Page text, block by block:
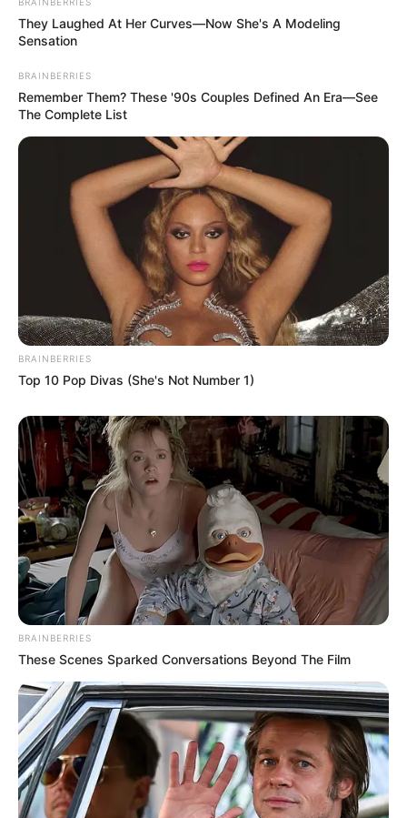
para bebês
e existem vários modelos que podem ser feitos,
utilizando os pontos mais básicos de tricô.
Segundo a tradição, os recém-nascidos devem
sair da maternidade com um par de sapatinho
vermelho.
A littel market
BRAINBERRIES
They Laughed At Her Curves—Now She's A Modeling
Sensation
BRAINBERRIES
Remember Them? These '90s Couples Defined An Era—See
The Complete List
BRAINBERRIES
Top 10 Pop Divas (She's Not Number 1)
BRAINBERRIES
These Scenes Sparked Conversations Beyond The Film